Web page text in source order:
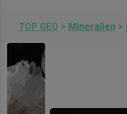
TOP GEO > Mineralien >